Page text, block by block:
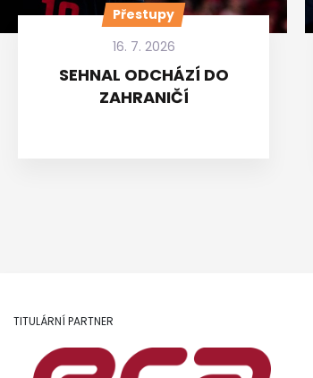
Přestupy
16. 7. 2026
SEHNAL ODCHÁZÍ DO
ZAHRANIČÍ
TITULÁRNÍ PARTNER